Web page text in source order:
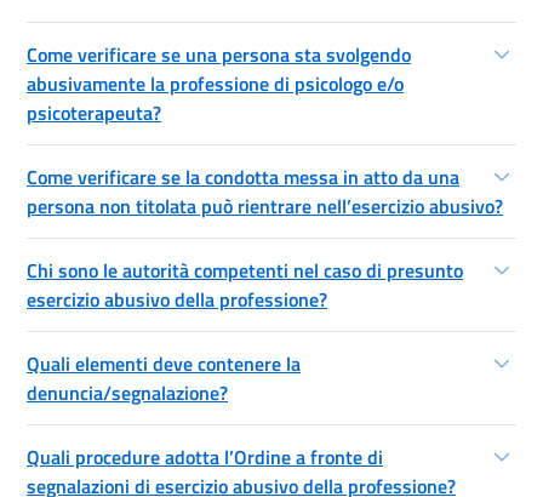
Come verificare se una persona sta svolgendo
abusivamente la professione di psicologo e/o
psicoterapeuta?
Come verificare se la condotta messa in atto da una
persona non titolata può rientrare nell’esercizio abusivo?
Chi sono le autorità competenti nel caso di presunto
esercizio abusivo della professione?
Quali elementi deve contenere la
denuncia/segnalazione?
Quali procedure adotta l’Ordine a fronte di
segnalazioni di esercizio abusivo della professione?